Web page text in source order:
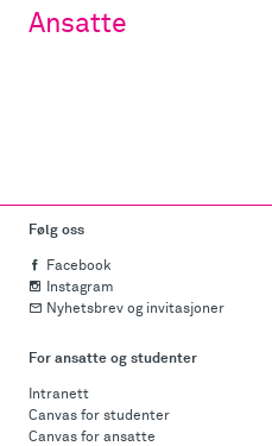
Ansatte
Følg oss
Facebook
Instagram
Nyhetsbrev og invitasjoner
For ansatte og studenter
Intranett
Canvas for studenter
Canvas for ansatte